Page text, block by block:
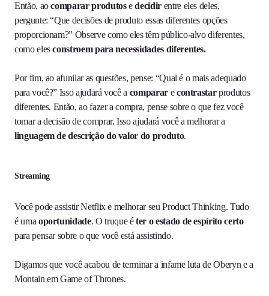
Então, aocomparar produtosedecidir entre eles deles,
pergunte: “Que decisões de produto essas diferentes opções
proporcionam?” Observe como eles têm público-alvo diferentes,
como elesconstroem para necessidades diferentes.
Por fim, ao afunilar as questões, pense: “Qual é o mais adequado
para você?” Isso ajudará você a comparar econtrastarprodutos
diferentes. Então, ao fazer a compra, pense sobre o que fez você
tomar a decisão de comprar. Isso ajudará você a melhorar a
linguagem de descrição do valor do produto.
Streaming
Você pode assistir Netflix e melhorar seu Product Thinking. Tudo
é uma oportunidade. O truque éter o estado de espírito certo
para pensar sobre o que você está assistindo.
Digamos que você acabou de terminar a infame luta de Oberyn e a
Montain em Game of Thrones.